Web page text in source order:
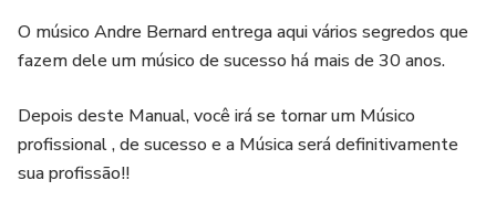
O músico Andre Bernard entrega aqui vários segredos que
fazem dele um músico de sucesso há mais de 30 anos.
Depois deste Manual, você irá se tornar um Músico
profissional , de sucesso e a Música será definitivamente
sua profissão!!